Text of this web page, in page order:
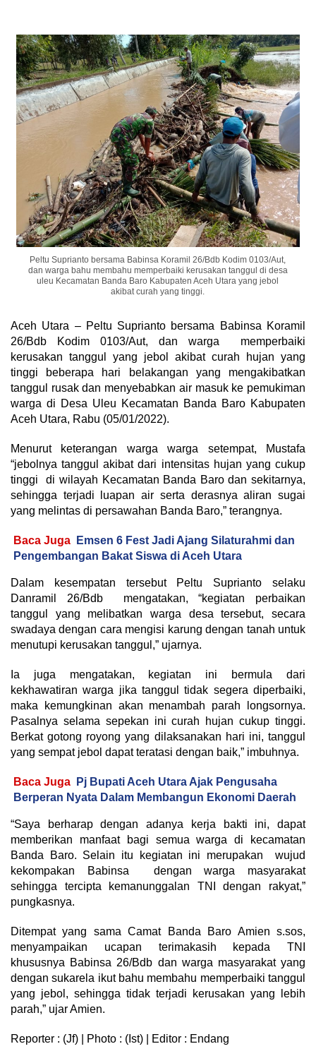
Peltu Suprianto bersama Babinsa Koramil 26/Bdb Kodim 0103/Aut,
dan warga bahu membahu memperbaiki kerusakan tanggul di desa
uleu Kecamatan Banda Baro Kabupaten Aceh Utara yang jebol
akibat curah yang tinggi.
Aceh Utara – Peltu Suprianto bersama Babinsa Koramil
26/Bdb Kodim 0103/Aut, dan warga memperbaiki
kerusakan tanggul yang jebol akibat curah hujan yang
tinggi beberapa hari belakangan yang mengakibatkan
tanggul rusak dan menyebabkan air masuk ke pemukiman
warga di Desa Uleu Kecamatan Banda Baro Kabupaten
Aceh Utara, Rabu (05/01/2022).
Menurut keterangan warga warga setempat, Mustafa
“jebolnya tanggul akibat dari intensitas hujan yang cukup
tinggi di wilayah Kecamatan Banda Baro dan sekitarnya,
sehingga terjadi luapan air serta derasnya aliran sugai
yang melintas di persawahan Banda Baro,” terangnya.
Baca Juga
Emsen 6 Fest Jadi Ajang Silaturahmi dan
Pengembangan Bakat Siswa di Aceh Utara
Dalam kesempatan tersebut Peltu Suprianto selaku
Danramil 26/Bdb mengatakan, “kegiatan perbaikan
tanggul yang melibatkan warga desa tersebut, secara
swadaya dengan cara mengisi karung dengan tanah untuk
menutupi kerusakan tanggul,” ujarnya.
Ia juga mengatakan, kegiatan ini bermula dari
kekhawatiran warga jika tanggul tidak segera diperbaiki,
maka kemungkinan akan menambah parah longsornya.
Pasalnya selama sepekan ini curah hujan cukup tinggi.
Berkat gotong royong yang dilaksanakan hari ini, tanggul
yang sempat jebol dapat teratasi dengan baik,” imbuhnya.
Baca Juga
Pj Bupati Aceh Utara Ajak Pengusaha
Berperan Nyata Dalam Membangun Ekonomi Daerah
“Saya berharap dengan adanya kerja bakti ini, dapat
memberikan manfaat bagi semua warga di kecamatan
Banda Baro. Selain itu kegiatan ini merupakan wujud
kekompakan Babinsa dengan warga masyarakat
sehingga tercipta kemanunggalan TNI dengan rakyat,”
pungkasnya.
Ditempat yang sama Camat Banda Baro Amien s.sos,
menyampaikan ucapan terimakasih kepada TNI
khususnya Babinsa 26/Bdb dan warga masyarakat yang
dengan sukarela ikut bahu membahu memperbaiki tanggul
yang jebol, sehingga tidak terjadi kerusakan yang lebih
parah,” ujar Amien.
Reporter : (Jf) | Photo : (Ist) | Editor : Endang